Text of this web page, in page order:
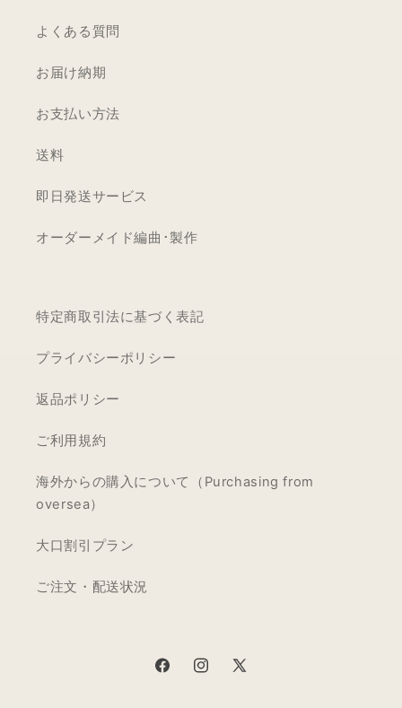
よくある質問
お届け納期
お支払い方法
送料
即日発送サービス
オーダーメイド編曲･製作
特定商取引法に基づく表記
プライバシーポリシー
返品ポリシー
ご利用規約
海外からの購入について（Purchasing from
oversea）
大口割引プラン
ご注文・配送状況
FacebookInstagram
X